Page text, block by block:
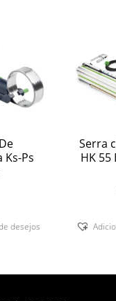
Ks-Ps
desejos
Serra
HK 55